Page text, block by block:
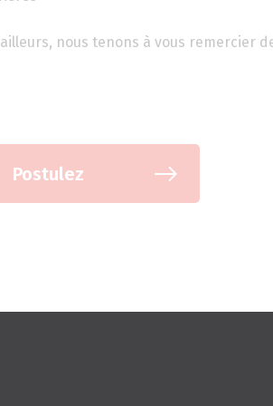
nous tenons à vous remercier
Postulez